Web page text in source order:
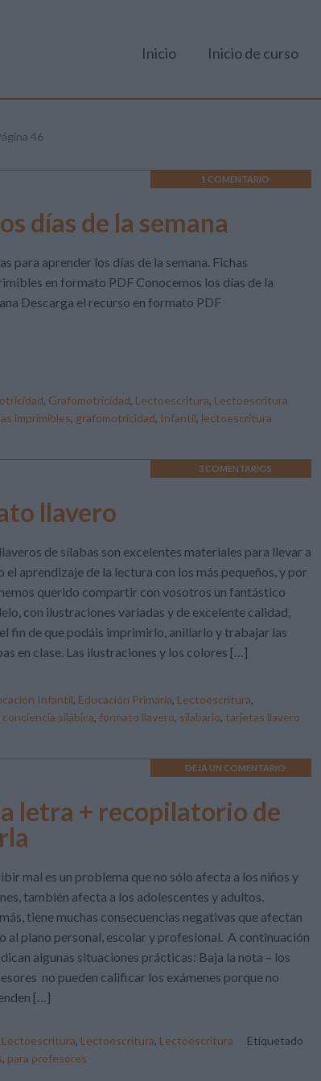
Inicio Inicio de curso
46
1 COMENTARIO
días de la semana
para aprender los días de la semana. Fichas
en formato PDF Conocemos los días de la
Descarga el recurso en formato PDF
, Grafomotricidad, Lectoescritura, Lectoescritura
imprimibles, grafomotricidad, Infantil, lectoescritura
3 COMENTARIOS
llavero
de sílabas son excelentes materiales para llevar a
el aprendizaje de la lectura con los más pequeños, y por
querido compartir con vosotros un fantástico
con ilustraciones variadas y de excelente calidad,
fin de que podáis imprimirlo, anillarlo y trabajar las
en clase. Las ilustraciones y los colores […]
Infantil, Educación Primaria, Lectoescritura,
conciencia silábica, formato llavero, silabario, tarjetas llavero
DEJA UN COMENTARIO
letra + recopilatorio de
mal es un problema que no sólo afecta a los niños y
también afecta a los adolescentes y adultos.
tiene muchas consecuencias negativas que afectan
al plano personal, escolar y profesional. A continuación
algunas situaciones prácticas: Baja la nota – los
no pueden calificar los exámenes porque no
[…]
Lectoescritura, Lectoescritura, Lectoescritura
Etiquetado
, para profesores